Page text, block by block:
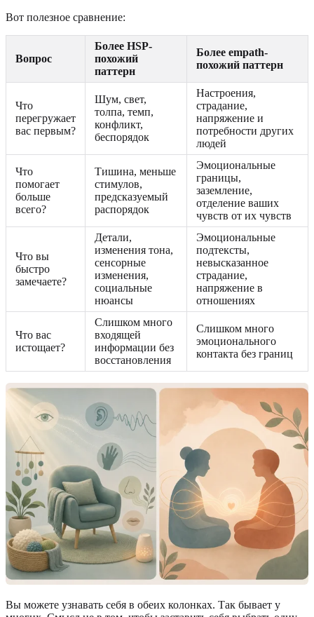
Вот полезное сравнение:
Вопрос
Более HSP-
похожий
паттерн
Более empath-
похожий паттерн
Что
перегружает
вас первым?
Шум, свет,
толпа, темп,
конфликт,
беспорядок
Настроения,
страдание,
напряжение и
потребности других
людей
Что
помогает
больше
всего?
Тишина, меньше
стимулов,
предсказуемый
распорядок
Эмоциональные
границы,
заземление,
отделение ваших
чувств от их чувств
Что вы
быстро
замечаете?
Детали,
изменения тона,
сенсорные
изменения,
социальные
нюансы
Эмоциональные
подтексты,
невысказанное
страдание,
напряжение в
отношениях
Что вас
истощает?
Слишком много
входящей
информации без
восстановления
Слишком много
эмоционального
контакта без границ
Вы можете узнавать себя в обеих колонках. Так бывает у